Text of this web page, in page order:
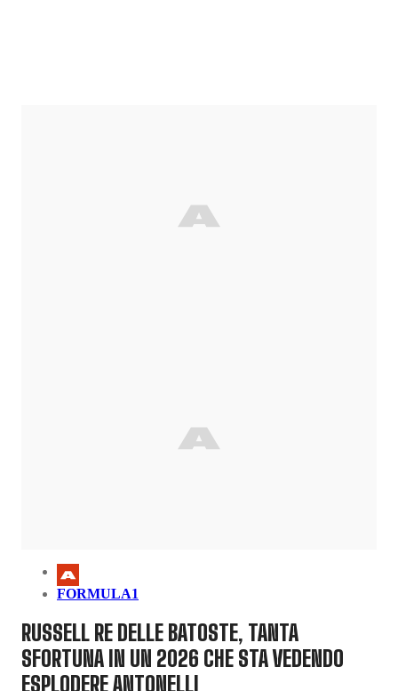
FORMULA1
RUSSELL RE DELLE BATOSTE, TANTA
SFORTUNA IN UN 2026 CHE STA VEDENDO
ESPLODERE ANTONELLI